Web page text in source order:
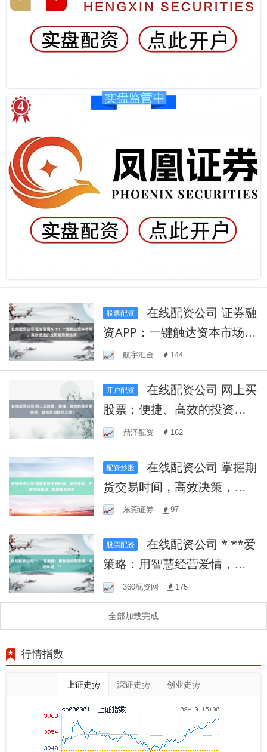
股票配资
在线配资公司 证券融
资APP：一键触达资本市场，
高效便捷的投资融资新选择
航宇汇金 144
开户配资
在线配资公司 网上买
股票：便捷、高效的投资新
选择，轻松开启股市之旅！
鼎泽配资 162
配资炒股
在线配资公司 掌握期
货交易时间，高效决策，把
握市场脉动，赢取投资先机
东莞证券 97
股票配资
在线配资公司 * **爱
策略：用智慧经营爱情，收
获幸福。**
360配资网 175
全部加载完成
行情指数
上证走势 深证走势 创业走势